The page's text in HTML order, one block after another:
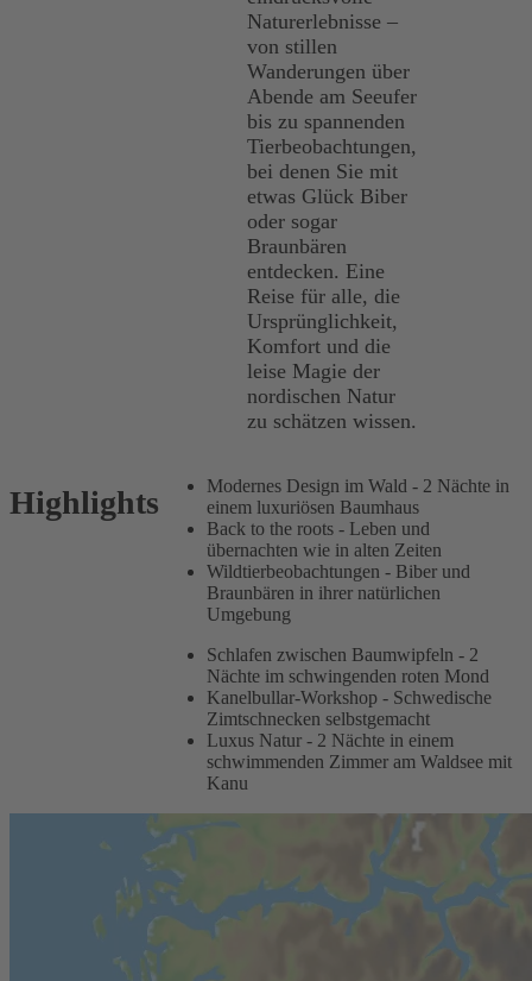
Naturerlebnisse –
von stillen
Wanderungen über
Abende am Seeufer
bis zu spannenden
Tierbeobachtungen,
bei denen Sie mit
etwas Glück Biber
oder sogar
Braunbären
entdecken. Eine
Reise für alle, die
Ursprünglichkeit,
Komfort und die
leise Magie der
nordischen Natur
zu schätzen wissen.
Highlights
Modernes Design im Wald - 2 Nächte in
einem luxuriösen Baumhaus
Back to the roots - Leben und
übernachten wie in alten Zeiten
Wildtierbeobachtungen - Biber und
Braunbären in ihrer natürlichen
Umgebung
Schlafen zwischen Baumwipfeln - 2
Nächte im schwingenden roten Mond
Kanelbullar-Workshop - Schwedische
Zimtschnecken selbstgemacht
Luxus Natur - 2 Nächte in einem
schwimmenden Zimmer am Waldsee mit
Kanu